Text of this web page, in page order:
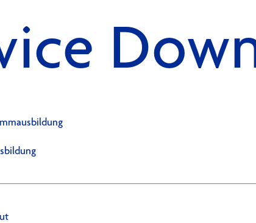
Leistungen
Vorstand
Schwimmkurse
Training Schwimmen